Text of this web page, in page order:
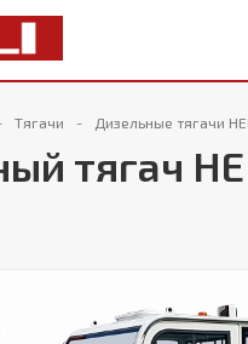
Тягачи Дизельные тягачи
тягач